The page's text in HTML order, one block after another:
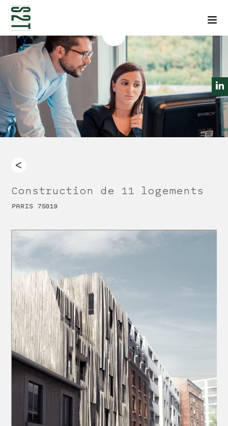
NEWSLETTERS
CONTACT
Construction de 11 logements
PARIS 75019